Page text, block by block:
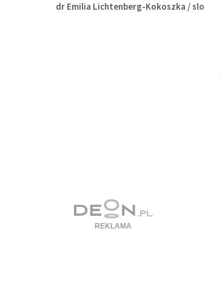
dr Emilia Lichtenberg-Kokoszka / slo